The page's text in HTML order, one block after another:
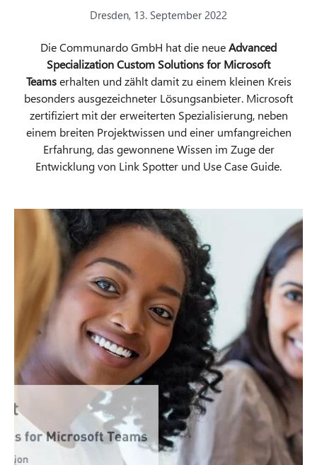
Dresden, 13. September 2022
Die Communardo GmbH hat die neueAdvanced
SpecializationCustom Solutions for Microsoft
Teamserhalten und zählt damit zu einem kleinen Kreis
besonders ausgezeichneter Lösungsanbieter. Microsoft
zertifiziert mit der erweiterten Spezialisierung, neben
einem breiten Projektwissen und einer umfangreichen
Erfahrung, das gewonnene Wissen im Zuge der
Entwicklung von Link Spotter und Use Case Guide.